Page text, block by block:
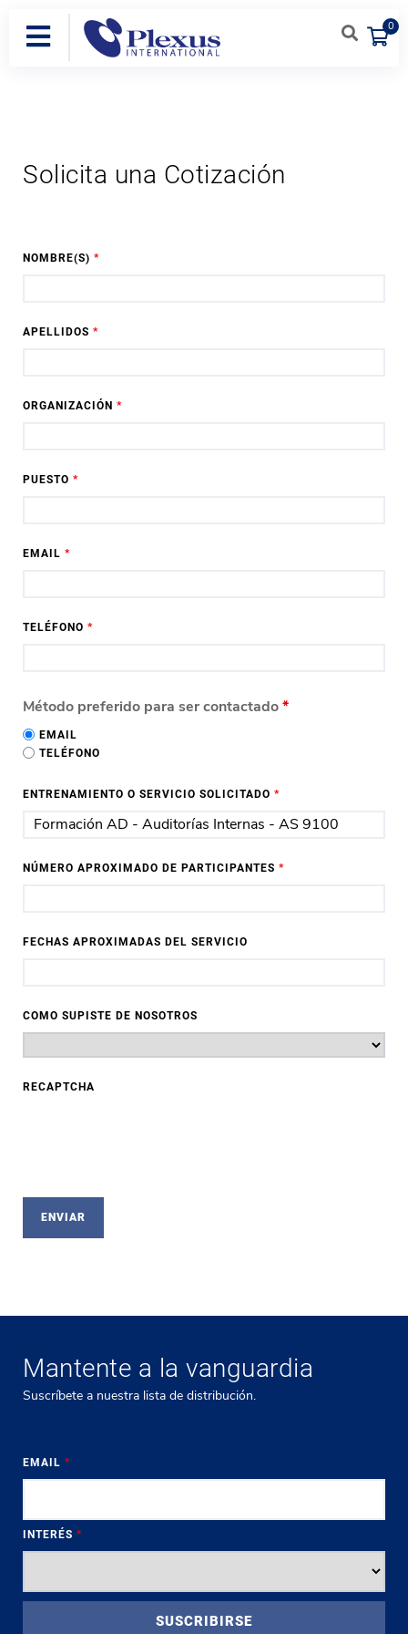
0
Solicita una Cotización
NOMBRE(S) *
APELLIDOS *
ORGANIZACIÓN *
PUESTO *
EMAIL *
TELÉFONO *
Método preferido para ser contactado*
EMAIL
TELÉFONO
ENTRENAMIENTO O SERVICIO SOLICITADO *
NÚMERO APROXIMADO DE PARTICIPANTES *
FECHAS APROXIMADAS DEL SERVICIO
COMO SUPISTE DE NOSOTROS
RECAPTCHA
Mantente a la vanguardia
Suscríbete a nuestra lista de distribución.
EMAIL *
INTERÉS *